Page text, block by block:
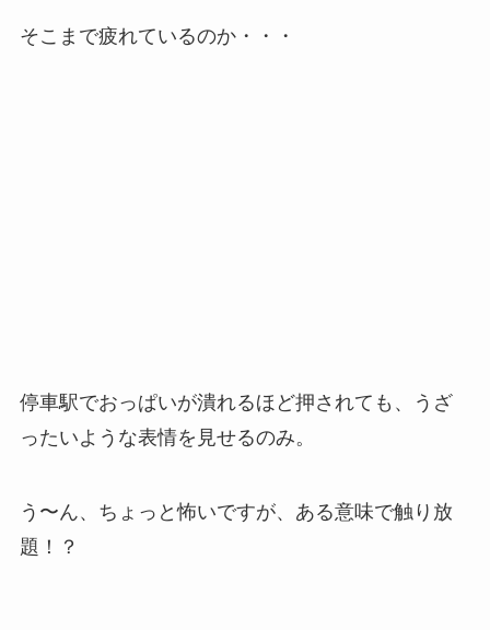
そこまで疲れているのか・・・
停車駅でおっぱいが潰れるほど押されても、うざ
ったいような表情を見せるのみ。
う〜ん、ちょっと怖いですが、ある意味で触り放
題！？